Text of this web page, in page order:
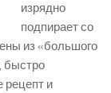
изрядно
подпирает со
из «большого
быстро
и